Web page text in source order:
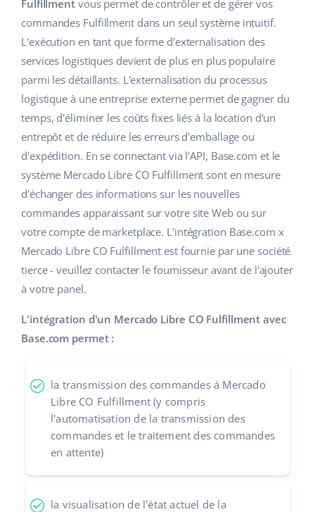
Gestion logistique
Automatisation des flux
Base Connect
L'IA au service du e-commerce
Produits pour enfants
Électronique
Pièces automobiles
Supermarché
Santé et beauté
La mode
Aide
Académie
Services
Audit des comptes
Autres
Calculateur de gains
Collaborations et partenaires
english (GB)
english (IN)
čeština
deutsch
Ελληνικά
español (AR)
español (MX)
Français
polski
română
中文
Fulfillmentvous permet de contrôler et de gérer vos
commandes Fulfillment dans un seul système intuitif.
L'exécution en tant que forme d'externalisation des
services logistiques devient de plus en plus populaire
parmi les détaillants. L'externalisation du processus
logistique à une entreprise externe permet de gagner du
temps, d'éliminer les coûts fixes liés à la location d'un
entrepôt et de réduire les erreurs d'emballage ou
d'expédition. En se connectant via l'API, Base.com et le
système Mercado Libre CO Fulfillment sont en mesure
d'échanger des informations sur les nouvelles
commandes apparaissant sur votre site Web ou sur
votre compte de marketplace. L'intégration Base.com x
Mercado Libre CO Fulfillment est fournie par une société
tierce - veuillez contacter le fournisseur avant de l'ajouter
à votre panel.
L'intégration d'un Mercado Libre CO Fulfillment avec
Base.com permet :
la transmission des commandes à Mercado
Libre CO Fulfillment (y compris
l'automatisation de la transmission des
commandes et le traitement des commandes
en attente)
la visualisation de l'état actuel de la